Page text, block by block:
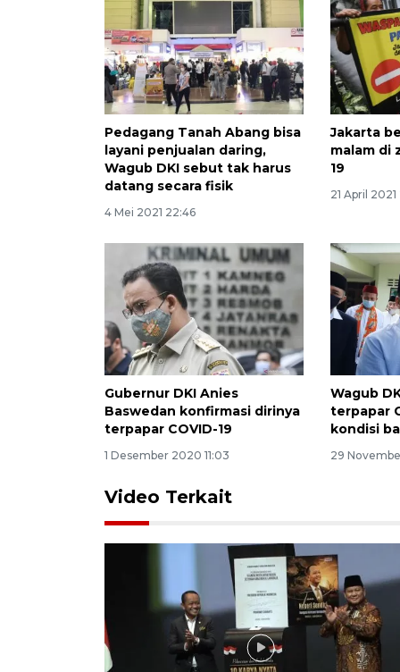
Pedagang Tanah Abang bisa
layani penjualan daring,
Wagub DKI sebut tak harus
datang secara fisik
4 Mei 2021 22:46
Jakarta
malam di
19
21 April 2021
Gubernur DKI Anies
Baswedan konfirmasi dirinya
terpapar COVID-19
1 Desember 2020 11:03
Wagub
terpapar
kondisi
29
Video Terkait